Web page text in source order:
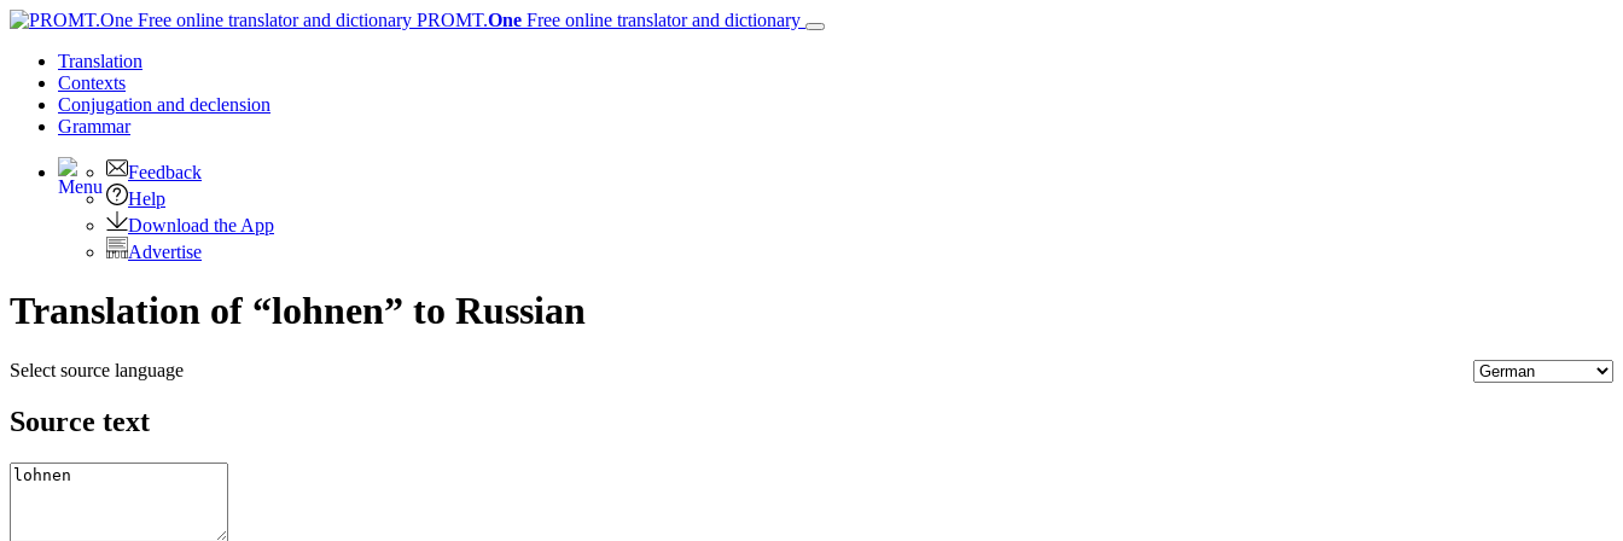
PROMT.One Free online translator and dictionary
Translation
Contexts
Conjugation and declension
Grammar
Feedback
Help
Download the App
Advertise
Translation of “lohnen” to Russian
Select source language
Source text